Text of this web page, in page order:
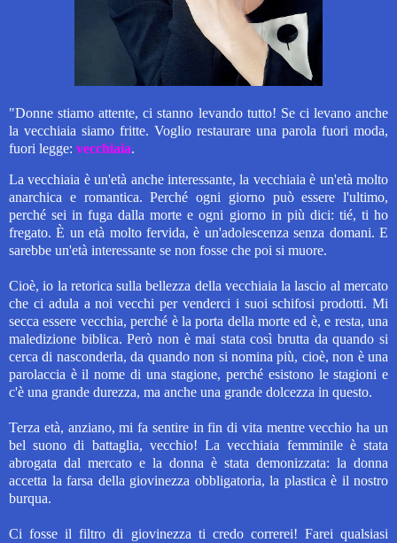
"Donne stiamo attente, ci stanno levando tutto! Se ci levano anche
la vecchiaia siamo fritte. Voglio restaurare una parola fuori moda,
fuori legge: vecchiaia.
La vecchiaia è un'età anche interessante, la vecchiaia è un'età molto
anarchica e romantica. Perché ogni giorno può essere l'ultimo,
perché sei in fuga dalla morte e ogni giorno in più dici: tié, ti ho
fregato. È un età molto fervida, è un'adolescenza senza domani. E
sarebbe un'età interessante se non fosse che poi si muore.
Cioè, io la retorica sulla bellezza della vecchiaia la lascio al mercato
che ci adula a noi vecchi per venderci i suoi schifosi prodotti. Mi
secca essere vecchia, perché è la porta della morte ed è, e resta, una
maledizione biblica. Però non è mai stata così brutta da quando si
cerca di nasconderla, da quando non si nomina più, cioè, non è una
parolaccia è il nome di una stagione, perché esistono le stagioni e
c'è una grande durezza, ma anche una grande dolcezza in questo.
Terza età, anziano, mi fa sentire in fin di vita mentre vecchio ha un
bel suono di battaglia, vecchio! La vecchiaia femminile è stata
abrogata dal mercato e la donna è stata demonizzata: la donna
accetta la farsa della giovinezza obbligatoria, la plastica è il nostro
burqua.
Ci fosse il filtro di giovinezza ti credo correrei! Farei qualsiasi